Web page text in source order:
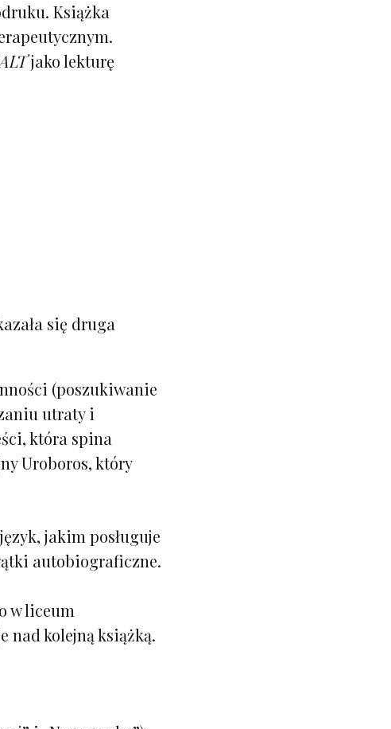
Książka
jako lekturę
się druga
(poszukiwanie
utraty i
która spina
Uroboros, który
jakim posługuje
autobiograficzne.
w liceum
nad kolejną książką.